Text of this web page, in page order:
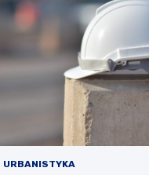
URBANISTYKA